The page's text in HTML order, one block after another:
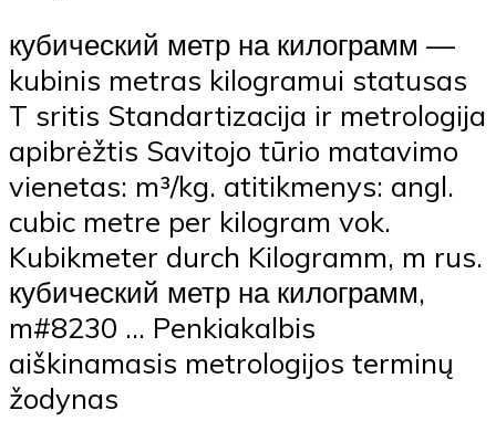
кубический метр на килограмм —
kubinis metras kilogramui statusas
T sritis Standartizacija ir metrologija
apibrėžtis Savitojo tūrio matavimo
vienetas: m³/kg. atitikmenys: angl.
cubic metre per kilogram vok.
Kubikmeter durch Kilogramm, m rus.
кубический метр на килограмм,
m#8230 … Penkiakalbis
aiškinamasis metrologijos terminų
žodynas